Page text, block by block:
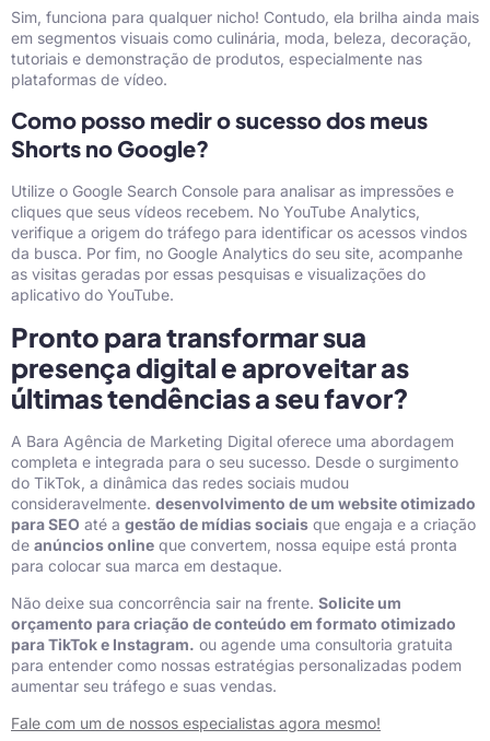
Sim, funciona para qualquer nicho! Contudo, ela brilha ainda mais
em segmentos visuais como culinária, moda, beleza, decoração,
tutoriais e demonstração de produtos, especialmente nas
plataformas de vídeo.
Como posso medir o sucesso dos meus
Shorts no Google?
Utilize o Google Search Console para analisar as impressões e
cliques que seus vídeos recebem. No YouTube Analytics,
verifique a origem do tráfego para identificar os acessos vindos
da busca. Por fim, no Google Analytics do seu site, acompanhe
as visitas geradas por essas pesquisas e visualizações do
aplicativo do YouTube.
Pronto para transformar sua
presença digital e aproveitar as
últimas tendências a seu favor?
A Bara Agência de Marketing Digital oferece uma abordagem
completa e integrada para o seu sucesso. Desde o surgimento
do TikTok, a dinâmica das redes sociais mudou
consideravelmente. desenvolvimento de um website otimizado
para SEO até a gestão de mídias sociais que engaja e a criação
de anúncios online que convertem, nossa equipe está pronta
para colocar sua marca em destaque.
Não deixe sua concorrência sair na frente. Solicite um
orçamento para criação de conteúdo em formato otimizado
para TikTok e Instagram. ou agende uma consultoria gratuita
para entender como nossas estratégias personalizadas podem
aumentar seu tráfego e suas vendas.
Fale com um de nossos especialistas agora mesmo!